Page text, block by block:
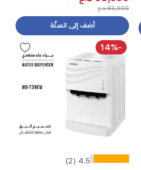
83,000 د.ع
أضف إلى السلّة
-14%
4.5 (2)